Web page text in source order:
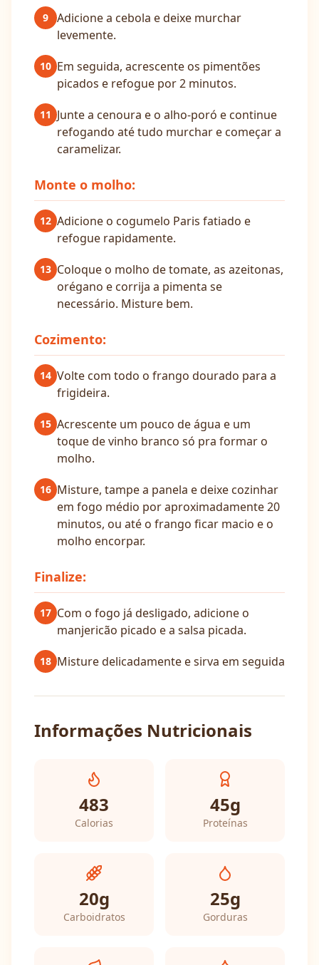
9
Adicione a cebola e deixe murchar
levemente.
10 Em seguida, acrescente os pimentões
picados e refogue por 2 minutos.
11 Junte a cenoura e o alho-poró e continue
refogando até tudo murchar e começar a
caramelizar.
Monte o molho:
12 Adicione o cogumelo Paris fatiado e
refogue rapidamente.
13 Coloque o molho de tomate, as azeitonas,
orégano e corrija a pimenta se
necessário. Misture bem.
Cozimento:
14 Volte com todo o frango dourado para a
frigideira.
15 Acrescente um pouco de água e um
toque de vinho branco só pra formar o
molho.
16 Misture, tampe a panela e deixe cozinhar
em fogo médio por aproximadamente 20
minutos, ou até o frango ficar macio e o
molho encorpar.
Finalize:
17 Com o fogo já desligado, adicione o
manjericão picado e a salsa picada.
18 Misture delicadamente e sirva em seguida
Informações Nutricionais
483
Calorias
45g
Proteínas
20g
Carboidratos
25g
Gorduras